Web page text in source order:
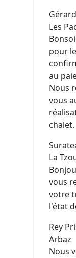
Les
pour
au
Nous
vous
chalet.
La
vous
votre
l'état
Rey
Arbaz
Nous